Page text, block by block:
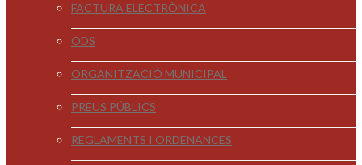
FACTURA ELECTRÒNICA
ODS
ORGANITZACIÓ MUNICIPAL
PREUS PÚBLICS
REGLAMENTS I ORDENANCES